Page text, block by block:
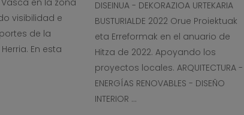
en la zona
visibilidad e
de la
En esta
DISEINUA - DEKORAZIOA URTEKARIA
BUSTURIALDE 2022 Orue Proiektuak
eta Erreformak en el anuario de
Hitza de 2022. Apoyando los
proyectos locales. ARQUITECTURA -
ENERGÍAS RENOVABLES - DISEÑO
INTERIOR